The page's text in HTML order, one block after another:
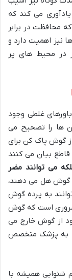
می کند که
محافظت در برابر
نیز اهمیت دارد و
در محیط های پر
غلطی وجود
ها را تصحیح می
از گوش پاک کن برای
بیان می کنند
می توانند مضر
گوش هل می دهند،
به پرده گوش
است که گوش
از گوش خارج می
به پزشک متخصص
شنوایی همیشه با